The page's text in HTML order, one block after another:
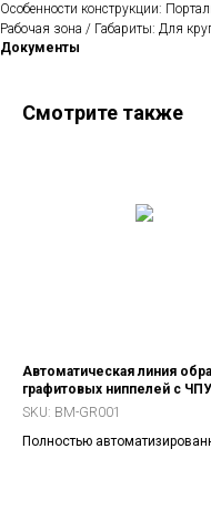
Особенности конструкции:
Рабочая зона / Габариты: Для
Документы
Смотрите также
Автоматическая линия
графитовых ниппелей с ЧПУ
SKU: BM-GR001
Полностью